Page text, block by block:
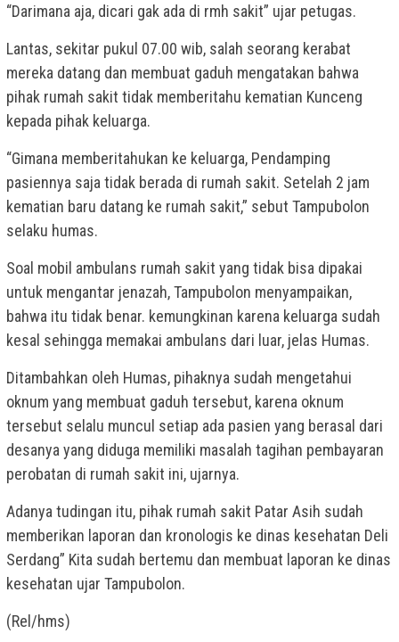
“Darimana aja, dicari gak ada di rmh sakit” ujar petugas.
Lantas, sekitar pukul 07.00 wib, salah seorang kerabat
mereka datang dan membuat gaduh mengatakan bahwa
pihak rumah sakit tidak memberitahu kematian Kunceng
kepada pihak keluarga.
“Gimana memberitahukan ke keluarga, Pendamping
pasiennya saja tidak berada di rumah sakit. Setelah 2 jam
kematian baru datang ke rumah sakit,” sebut Tampubolon
selaku humas.
Soal mobil ambulans rumah sakit yang tidak bisa dipakai
untuk mengantar jenazah, Tampubolon menyampaikan,
bahwa itu tidak benar. kemungkinan karena keluarga sudah
kesal sehingga memakai ambulans dari luar, jelas Humas.
Ditambahkan oleh Humas, pihaknya sudah mengetahui
oknum yang membuat gaduh tersebut, karena oknum
tersebut selalu muncul setiap ada pasien yang berasal dari
desanya yang diduga memiliki masalah tagihan pembayaran
perobatan di rumah sakit ini, ujarnya.
Adanya tudingan itu, pihak rumah sakit Patar Asih sudah
memberikan laporan dan kronologis ke dinas kesehatan Deli
Serdang” Kita sudah bertemu dan membuat laporan ke dinas
kesehatan ujar Tampubolon.
(Rel/hms)